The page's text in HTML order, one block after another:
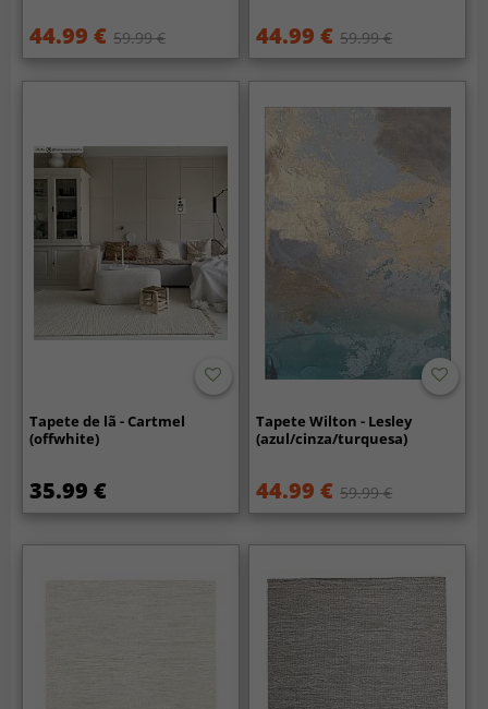
44.99 € 59.99 € 44.99 € 59.99 €
Tapete de lã - Cartmel
(offwhite)
35.99 €
Tapete Wilton - Lesley
(azul/cinza/turquesa)
44.99 € 59.99 €